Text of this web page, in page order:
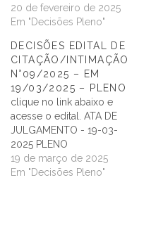
20 de fevereiro de 2025
Em "Decisões Pleno"
DECISÕES EDITAL DE
CITAÇÃO/INTIMAÇÃO
N°09/2025 – EM
19/03/2025 – PLENO
clique no link abaixo e
acesse o edital. ATA DE
JULGAMENTO - 19-03-
2025 PLENO
19 de março de 2025
Em "Decisões Pleno"